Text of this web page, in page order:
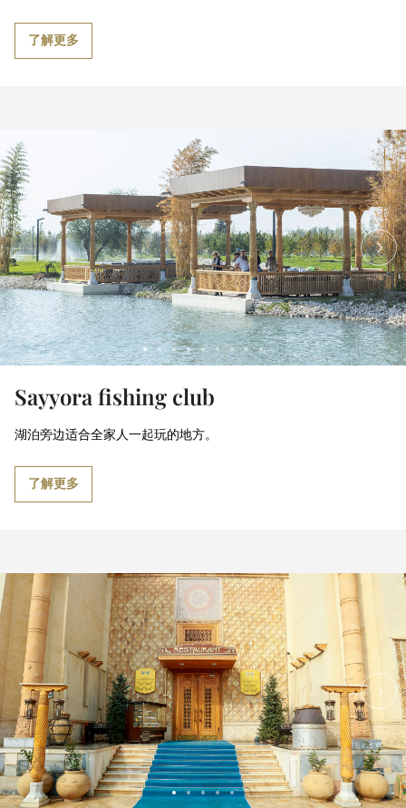
了解更多
Sayyora fishing club
湖泊旁边适合全家人一起玩的地方。
了解更多